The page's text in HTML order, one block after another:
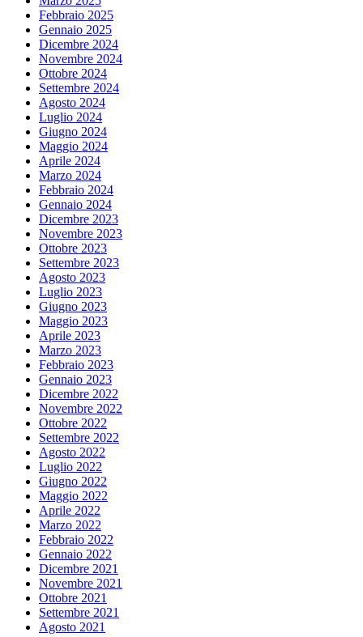
Febbraio 2025
Gennaio 2025
Dicembre 2024
Novembre 2024
Ottobre 2024
Settembre 2024
Agosto 2024
Luglio 2024
Giugno 2024
Maggio 2024
Aprile 2024
Marzo 2024
Febbraio 2024
Gennaio 2024
Dicembre 2023
Novembre 2023
Ottobre 2023
Settembre 2023
Agosto 2023
Luglio 2023
Giugno 2023
Maggio 2023
Aprile 2023
Marzo 2023
Febbraio 2023
Gennaio 2023
Dicembre 2022
Novembre 2022
Ottobre 2022
Settembre 2022
Agosto 2022
Luglio 2022
Giugno 2022
Maggio 2022
Aprile 2022
Marzo 2022
Febbraio 2022
Gennaio 2022
Dicembre 2021
Novembre 2021
Ottobre 2021
Settembre 2021
Agosto 2021